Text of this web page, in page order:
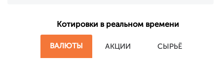
Котировки в реальном времени
ВАЛЮТЫ АКЦИИ СЫРЬЁ